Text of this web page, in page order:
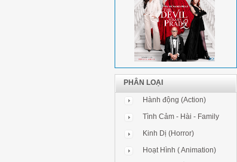
PHÂN LOẠI
Hành động (Action)
Tình Cảm - Hài - Family
Kinh Dị (Horror)
Hoạt Hình ( Animation)